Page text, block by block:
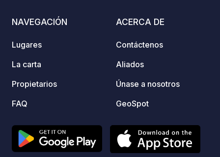
NAVEGACIÓN
Lugares
La carta
Propietarios
FAQ
ACERCA DE
Contáctenos
Aliados
Únase a nosotros
GeoSpot